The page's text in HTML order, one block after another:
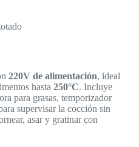
220V de alimentación, ideal
hasta 250°C. Incluye
para grasas, temporizador
supervisar la cocción sin
asar y gratinar con